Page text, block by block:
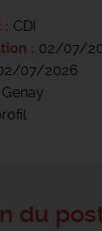
CDI
02/07/
07/2026
Genay
du